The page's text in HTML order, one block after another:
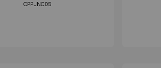
CPPUNC05